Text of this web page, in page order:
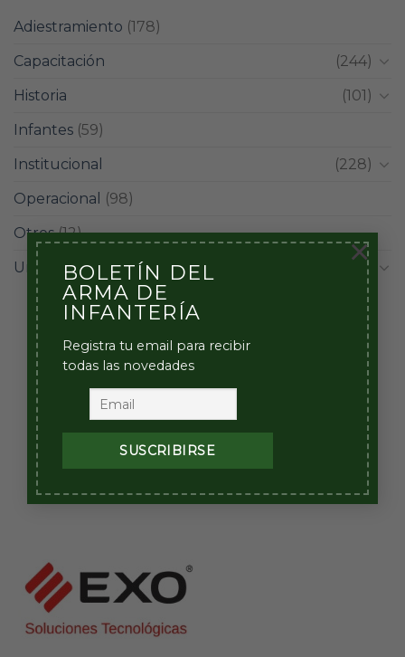
BOLETÍN DEL
ARMA DE
INFANTERÍA
Registra tu email para recibir
todas las novedades
×
Adiestramiento (178)
Capacitación
(244)
Historia
(101)
Infantes (59)
Institucional
(228)
Operacional
(98)
Otros(12)
Unidades
(42)